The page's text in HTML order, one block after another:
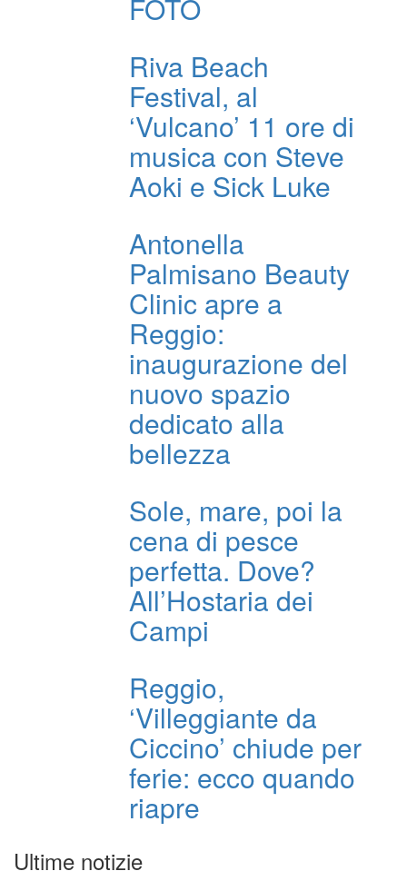
FOTO
Riva Beach
Festival, al
‘Vulcano’ 11 ore di
musica con Steve
Aoki e Sick Luke
Antonella
Palmisano Beauty
Clinic apre a
Reggio:
inaugurazione del
nuovo spazio
dedicato alla
bellezza
Sole, mare, poi la
cena di pesce
perfetta. Dove?
All’Hostaria dei
Campi
Reggio,
‘Villeggiante da
Ciccino’ chiude per
ferie: ecco quando
riapre
Ultime notizie